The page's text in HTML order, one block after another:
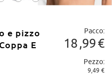
e pizzo
E
Pacco:
18 99€
Pezzo:
9,49 €